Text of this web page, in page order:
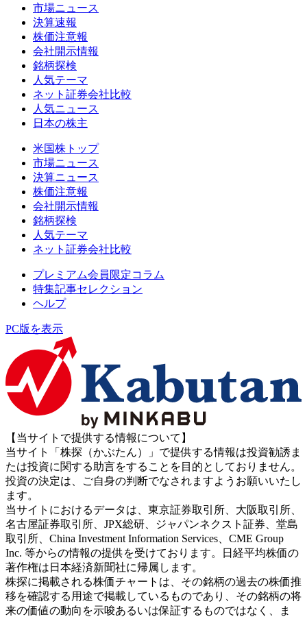
市場ニュース
決算速報
株価注意報
会社開示情報
銘柄探検
人気テーマ
ネット証券会社比較
人気ニュース
日本の株主
米国株トップ
市場ニュース
決算ニュース
株価注意報
会社開示情報
銘柄探検
人気テーマ
ネット証券会社比較
プレミアム会員限定コラム
特集記事セレクション
ヘルプ
PC版を表示
【当サイトで提供する情報について】
当サイト「株探（かぶたん）」で提供する情報は投資勧誘ま
たは投資に関する助言をすることを目的としておりません。
投資の決定は、ご自身の判断でなされますようお願いいたし
ます。
当サイトにおけるデータは、東京証券取引所、大阪取引所、
名古屋証券取引所、JPX総研、ジャパンネクスト証券、堂島
取引所、China Investment Information Services、CME Group
Inc. 等からの情報の提供を受けております。日経平均株価の
著作権は日本経済新聞社に帰属します。
株探に掲載される株価チャートは、その銘柄の過去の株価推
移を確認する用途で掲載しているものであり、その銘柄の将
来の価値の動向を示唆あるいは保証するものではなく、ま